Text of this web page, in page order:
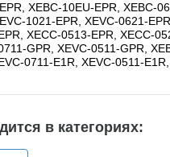
XEBC-10EU-EPR, XEBC-
1021-EPR, XEVC-0621-
XECC-0513-EPR, XECC-
GPR, XEVC-0511-GPR,
0711-E1R, XEVC-0511-
в категориях: